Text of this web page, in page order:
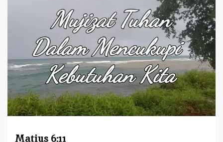
i
a
:
M
U
I
Z
Matius 6:11